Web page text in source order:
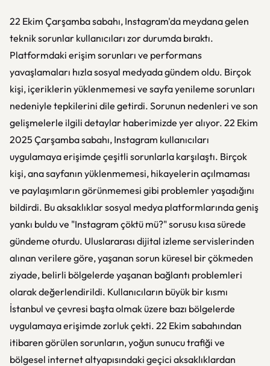
22 Ekim Çarşamba sabahı, Instagram'da meydana gelen
teknik sorunlar kullanıcıları zor durumda bıraktı.
Platformdaki erişim sorunları ve performans
yavaşlamaları hızla sosyal medyada gündem oldu. Birçok
kişi, içeriklerin yüklenmemesi ve sayfa yenileme sorunları
nedeniyle tepkilerini dile getirdi. Sorunun nedenleri ve son
gelişmelerle ilgili detaylar haberimizde yer alıyor. 22 Ekim
2025 Çarşamba sabahı, Instagram kullanıcıları
uygulamaya erişimde çeşitli sorunlarla karşılaştı. Birçok
kişi, ana sayfanın yüklenmemesi, hikayelerin açılmaması
ve paylaşımların görünmemesi gibi problemler yaşadığını
bildirdi. Bu aksaklıklar sosyal medya platformlarında geniş
yankı buldu ve "Instagram çöktü mü?" sorusu kısa sürede
gündeme oturdu. Uluslararası dijital izleme servislerinden
alınan verilere göre, yaşanan sorun küresel bir çökmeden
ziyade, belirli bölgelerde yaşanan bağlantı problemleri
olarak değerlendirildi. Kullanıcıların büyük bir kısmı
İstanbul ve çevresi başta olmak üzere bazı bölgelerde
uygulamaya erişimde zorluk çekti. 22 Ekim sabahından
itibaren görülen sorunların, yoğun sunucu trafiği ve
bölgesel internet altyapısındaki geçici aksaklıklardan